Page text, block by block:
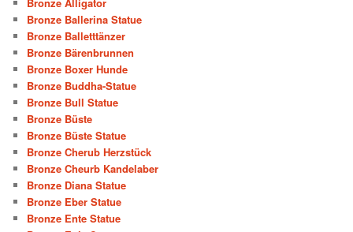
Bronze Ballerina Statue
Bronze Balletttänzer
Bronze Bärenbrunnen
Bronze Boxer Hunde
Bronze Buddha-Statue
Bronze Bull Statue
Bronze Büste
Bronze Büste Statue
Bronze Cherub Herzstück
Bronze Cheurb Kandelaber
Bronze Diana Statue
Bronze Eber Statue
Bronze Ente Statue